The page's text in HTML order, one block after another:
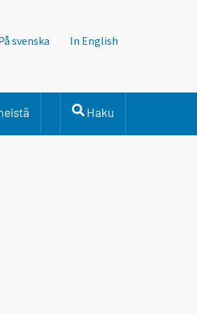
svenska In English
Haku